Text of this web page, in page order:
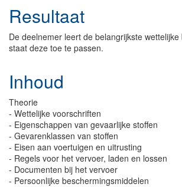
Resultaat
De deelnemer leert de belangrijkste
staat deze toe te passen.
Inhoud
Theorie
- Wettelijke voorschriften
- Eigenschappen van gevaarlijke stoffen
- Gevarenklassen van stoffen
- Eisen aan voertuigen en uitrusting
- Regels voor het vervoer, laden en lossen
- Documenten bij het vervoer
- Persoonlijke beschermingsmiddelen